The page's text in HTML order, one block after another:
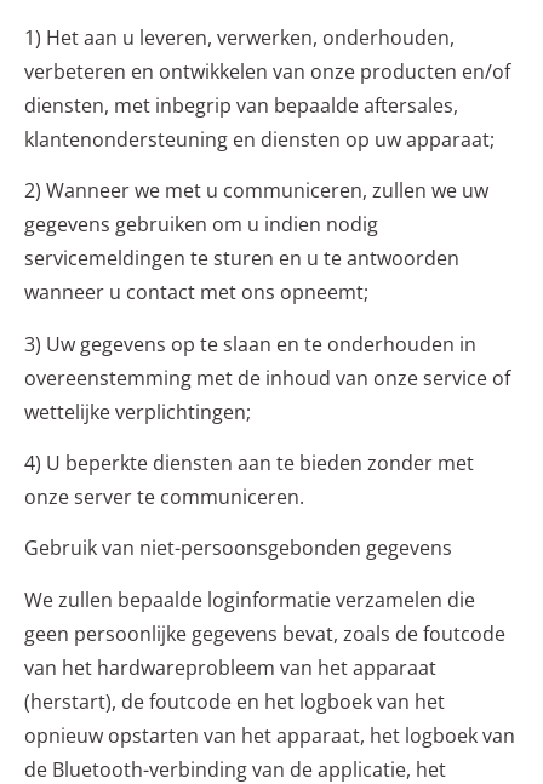
1) Het aan u leveren, verwerken, onderhouden,
verbeteren en ontwikkelen van onze producten en/of
diensten, met inbegrip van bepaalde aftersales,
klantenondersteuning en diensten op uw apparaat;
2) Wanneer we met u communiceren, zullen we uw
gegevens gebruiken om u indien nodig
servicemeldingen te sturen en u te antwoorden
wanneer u contact met ons opneemt;
3) Uw gegevens op te slaan en te onderhouden in
overeenstemming met de inhoud van onze service of
wettelijke verplichtingen;
4) U beperkte diensten aan te bieden zonder met
onze server te communiceren.
Gebruik van niet-persoonsgebonden gegevens
We zullen bepaalde loginformatie verzamelen die
geen persoonlijke gegevens bevat, zoals de foutcode
van het hardwareprobleem van het apparaat
(herstart), de foutcode en het logboek van het
opnieuw opstarten van het apparaat, het logboek van
de Bluetooth-verbinding van de applicatie, het